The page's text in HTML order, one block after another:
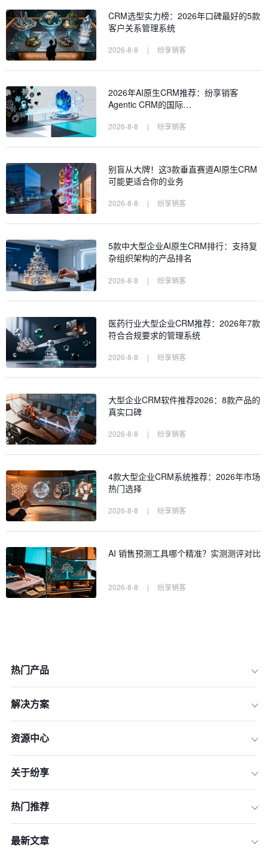
CRM选型实力榜：2026年口碑最好的5款
客户关系管理系统
2026-8-8 | 纷享销客
2026年AI原生CRM推荐：纷享销客
Agentic CRM的国际…
2026-8-8 | 纷享销客
别盲从大牌！这3款垂直赛道AI原生CRM
可能更适合你的业务
2026-8-8 | 纷享销客
5款中大型企业AI原生CRM排行：支持复
杂组织架构的产品排名
2026-8-8 | 纷享销客
医药行业大型企业CRM推荐：2026年7款
符合合规要求的管理系统
2026-8-8 | 纷享销客
大型企业CRM软件推荐2026：8款产品的
真实口碑
2026-8-8 | 纷享销客
4款大型企业CRM系统推荐：2026年市场
热门选择
2026-8-8 | 纷享销客
AI 销售预测工具哪个精准？实测测评对比
2026-8-8 | 纷享销客
热门产品
解决方案
资源中心
关于纷享
热门推荐
最新文章